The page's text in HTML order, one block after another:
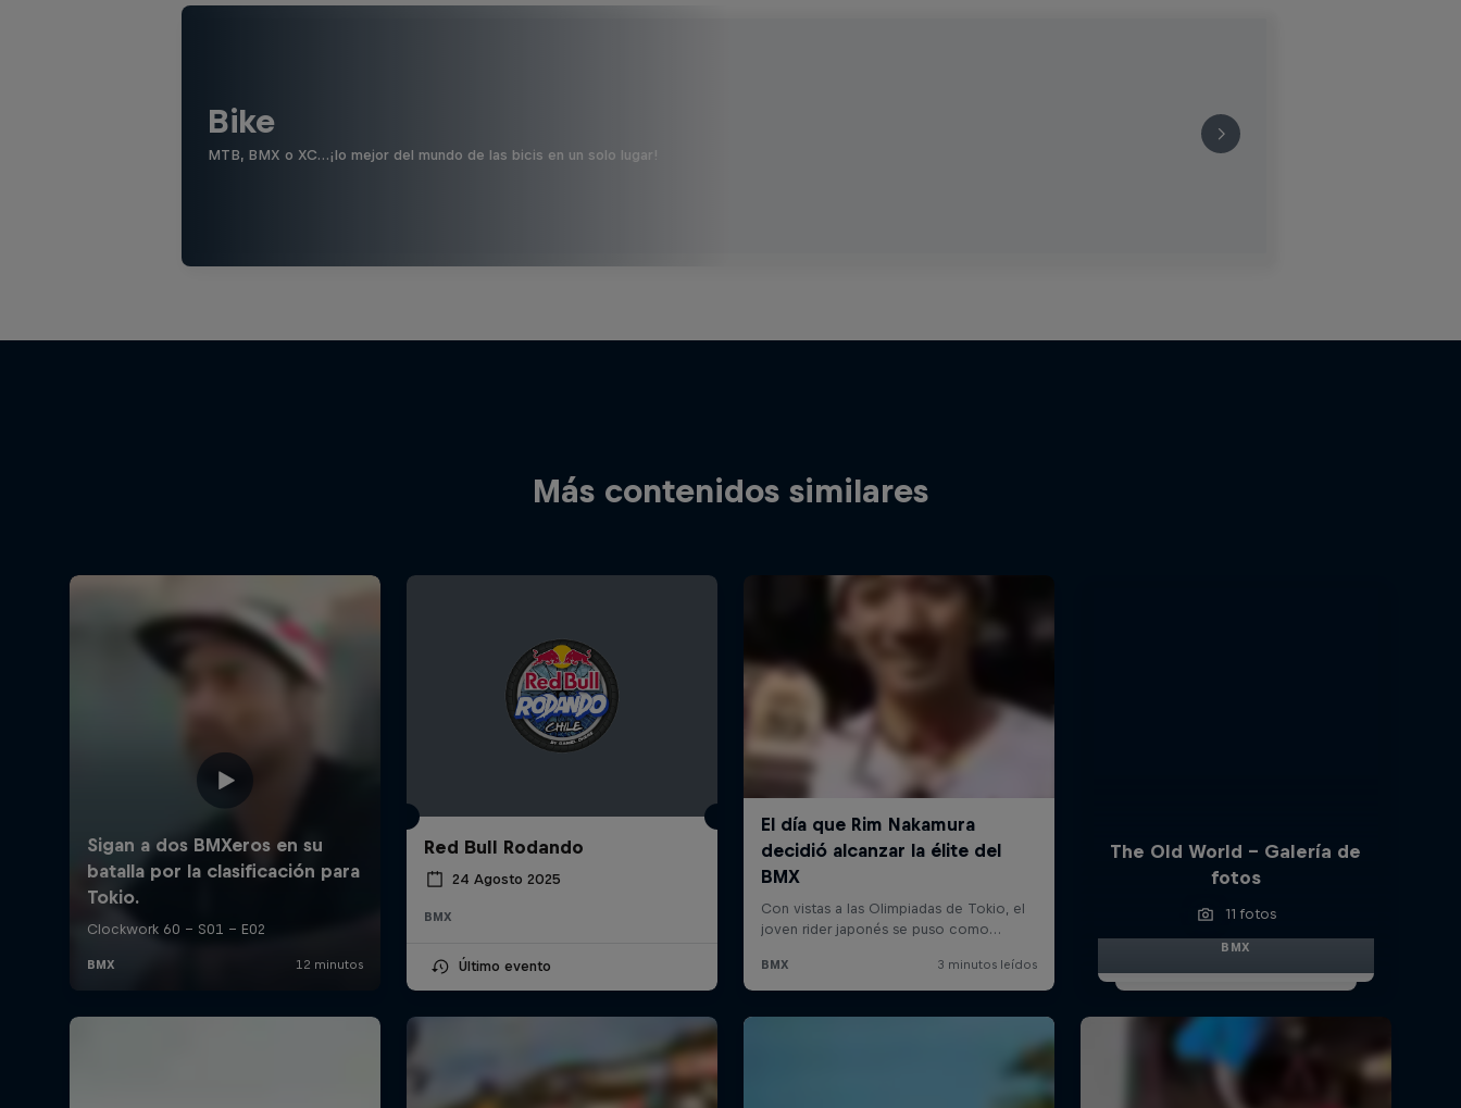
Bike
MTB, BMX o XC…¡lo mejor del mundo de las bicis en un solo lugar!
Más contenidos similares
Red Bull Rodando
24 Agosto 2025
BMX
Último evento
The Old World – Galería de
fotos
11 fotos
BMX